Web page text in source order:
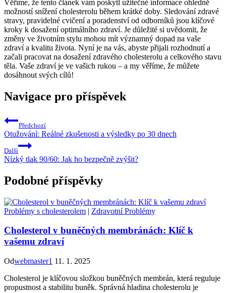
Věříme, že tento článek vám poskytl užitečné informace ohledně
možností snížení cholesterolu během krátké doby. Sledování zdravé
stravy, pravidelné cvičení a poradenství od odborníků jsou klíčové
kroky k dosažení optimálního zdraví. Je důležité si uvědomit, že
změny ve životním stylu mohou mít významný dopad na vaše
zdraví a kvalitu života. Nyní je na vás, abyste přijali rozhodnutí a
začali pracovat na dosažení zdravého cholesterolu a celkového stavu
těla. Vaše zdraví je ve vašich rukou – a my věříme, že můžete
dosáhnout svých cílů!
Navigace pro příspěvek
Předchozí
Otužování: Reálné zkušenosti a výsledky po 30 dnech
Další
Nízký tlak 90/60: Jak ho bezpečně zvýšit?
Podobné příspěvky
Problémy s cholesterolem | Zdravotní Problémy
Cholesterol v buněčných membránách: Klíč k
vašemu zdraví
Odwebmaster1 11. 1. 2025
Cholesterol je klíčovou složkou buněčných membrán, která reguluje
propustnost a stabilitu buněk. Správná hladina cholesterolu je